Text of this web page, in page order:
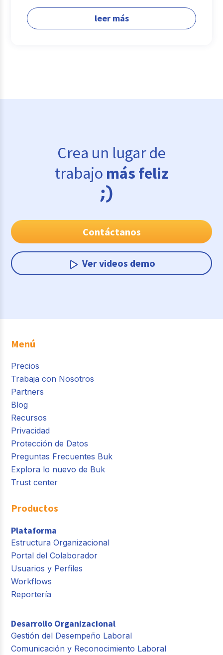
leer más
Crea un lugar de
trabajo más feliz
Contáctanos
Ver videos demo
Menú
Precios
Trabaja con Nosotros
Partners
Blog
Recursos
Privacidad
Protección de Datos
Preguntas Frecuentes Buk
Explora lo nuevo de Buk
Trust center
Productos
Plataforma
Estructura Organizacional
Portal del Colaborador
Usuarios y Perfiles
Workflows
Reportería
Desarrollo Organizacional
Gestión del Desempeño Laboral
Comunicación y Reconocimiento Laboral